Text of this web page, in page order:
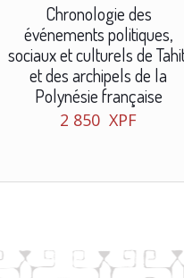
Chronologie des
événements politiques,
sociaux et culturels de
et des archipels de la
Polynésie française
2 850 XPF